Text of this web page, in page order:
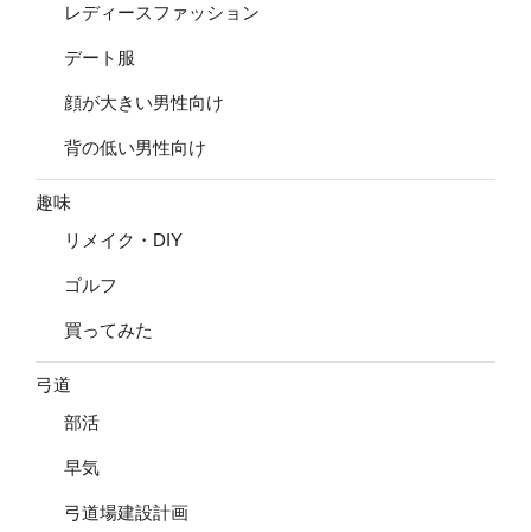
レディースファッション
デート服
顔が大きい男性向け
背の低い男性向け
趣味
リメイク・DIY
ゴルフ
買ってみた
弓道
部活
早気
弓道場建設計画